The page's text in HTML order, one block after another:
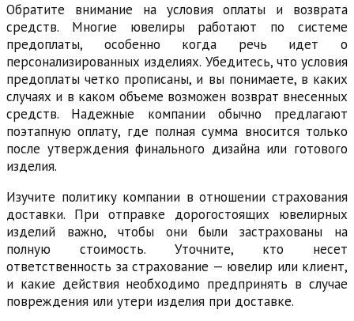
Обратите внимание на условия оплаты и возврата
средств. Многие ювелиры работают по системе
предоплаты, особенно когда речь идет о
персонализированных изделиях. Убедитесь, что условия
предоплаты четко прописаны, и вы понимаете, в каких
случаях и в каком объеме возможен возврат внесенных
средств. Надежные компании обычно предлагают
поэтапную оплату, где полная сумма вносится только
после утверждения финального дизайна или готового
изделия.
Изучите политику компании в отношении страхования
доставки. При отправке дорогостоящих ювелирных
изделий важно, чтобы они были застрахованы на
полную стоимость. Уточните, кто несет
ответственность за страхование — ювелир или клиент,
и какие действия необходимо предпринять в случае
повреждения или утери изделия при доставке.